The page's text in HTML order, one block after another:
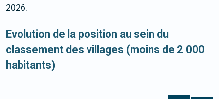
2026.
Evolution de la position au sein du
classement des villages (moins de 2 000
habitants)